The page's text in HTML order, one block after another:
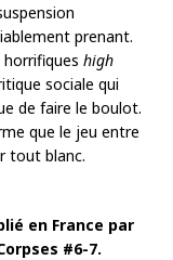
prenant.
high
sociale qui
de faire le boulot.
que le jeu entre
tout blanc.
en France par
#6-7.